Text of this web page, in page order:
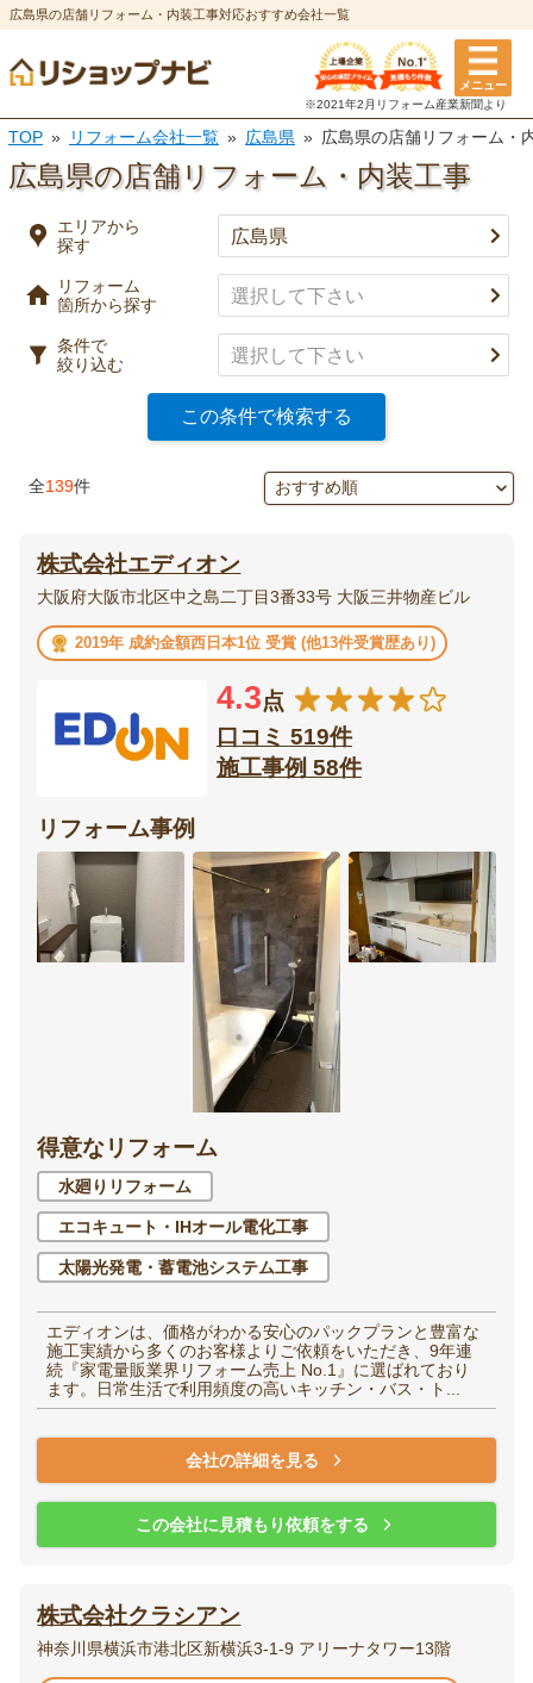
広島県の店舗リフォーム・内装工事対応おすすめ会社一覧
メニュー
※2021年2月リフォーム産業新聞より
TOP リフォーム会社一覧 広島県 広島県の店舗リフォーム・
広島県の店舗リフォーム・内装工事
エリアから
探す
リフォーム
箇所から探す
条件で
絞り込む
この条件で検索する
リフォーム箇所
選択を全て解除
キッチン 風呂・浴室
トイレ 洗面所
屋根塗装・
エクステリア・
庭・
ウッドデッキ
テラス・
ポーチ
カーポート・
ガレージ
門扉 オーニング
室）
廊下
その他
エリアから探す
都道府県
市区町村
決定
※複数選択可
特徴
事例有り
口コミ有り
決定
全139件
株式会社エディオン
大阪府大阪市北区中之島二丁目3番33号 大阪三井物産ビル
2019年 成約金額西日本1位 受賞 (他13件受賞歴あり)
4.3点
口コミ 519件
施工事例 58件
リフォーム事例
得意なリフォーム
水廻りリフォーム
エコキュート・IHオール電化工事
太陽光発電・蓄電池システム工事
エディオンは、価格がわかる安心のパックプランと豊富な
施工実績から多くのお客様よりご依頼をいただき、9年連
続『家電量販業界リフォーム売上 No.1』に選ばれており
ます。日常生活で利用頻度の高いキッチン・バス・ト...
会社の詳細を見る
この会社に見積もり依頼をする
株式会社クラシアン
神奈川県横浜市港北区新横浜3-1-9 アリーナタワー13階